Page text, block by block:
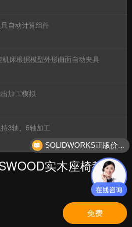
自动计算组件
床根据模型外形曲面自动夹具
加工模拟
3轴、5轴加工
实木座椅教程
免费
SOLIDWORKS正版价格？